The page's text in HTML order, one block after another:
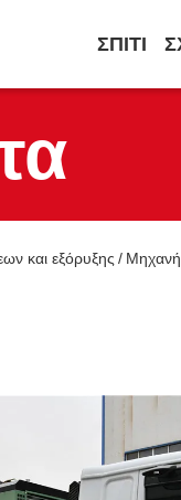
ΣΠΊΤΙ
και εξόρυξης /